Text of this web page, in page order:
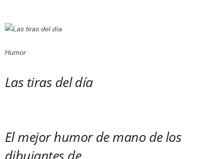
Humor
Las tiras del día
El mejor humor de mano de los
dibujantes de